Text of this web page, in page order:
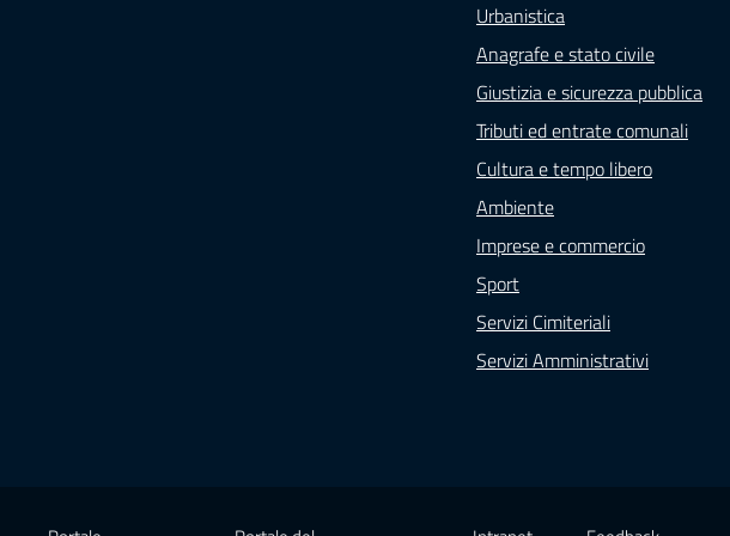
Urbanistica
Anagrafe e stato civile
Giustizia e sicurezza pubblica
Tributi ed entrate comunali
Cultura e tempo libero
Ambiente
Imprese e commercio
Sport
Servizi Cimiteriali
Servizi Amministrativi